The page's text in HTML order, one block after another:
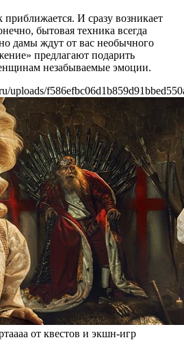
И сразу возникает
бытовая техника всегда
дамы ждут от вас необычного
предлагают подарить
незабываемые эмоции.
uploads/
от квестов и экшн-игр